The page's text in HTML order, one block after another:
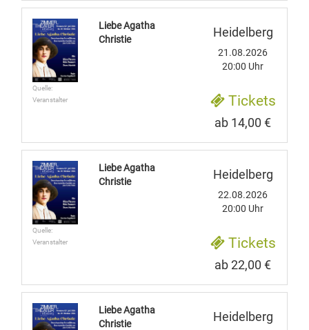
Quelle:
Veranstalter
Liebe Agatha
Christie
Heidelberg
21.08.2026
20:00 Uhr
Tickets
ab 14,00 €
Quelle:
Veranstalter
Liebe Agatha
Christie
Heidelberg
22.08.2026
20:00 Uhr
Tickets
ab 22,00 €
Liebe Agatha
Christie
Heidelberg